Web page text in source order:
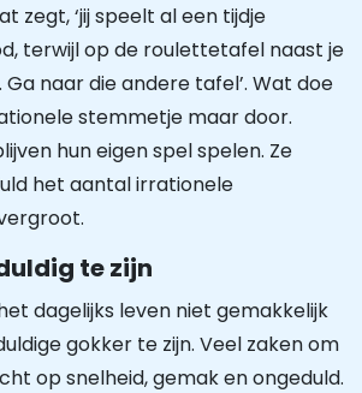
zegt, ‘jij speelt al een tijdje
terwijl op de roulettetafel naast je
naar die andere tafel’. Wat doe
stemmetje maar door.
hun eigen spel spelen. Ze
het aantal irrationele
te zijn
dagelijks leven niet gemakkelijk
gokker te zijn. Veel zaken om
op snelheid, gemak en ongeduld.